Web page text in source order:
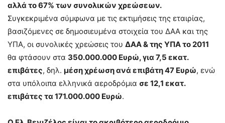
αλλά το 67% των συνολικών χρεώσεων.
Συγκεκριμένα σύμφωνα με τις εκτιμήσεις της εταιρίας,
βασιζόμενες σε δημοσιευμένα στοιχεία του ΔΑΑ και της
ΥΠΑ, οι συνολικές χρεώσεις του ΔΑΑ & της ΥΠΑ το 2011
θα φτάσουν στα 350.000.000 Ευρώ, για 7,5 εκατ.
επιβάτες, δηλ. μέση χρέωση ανά επιβάτη 47 Ευρώ, ενώ
στα υπόλοιπα ελληνικά αεροδρόμια σε 12,1 εκατ.
επιβάτες τα 171.000.000 Ευρώ.